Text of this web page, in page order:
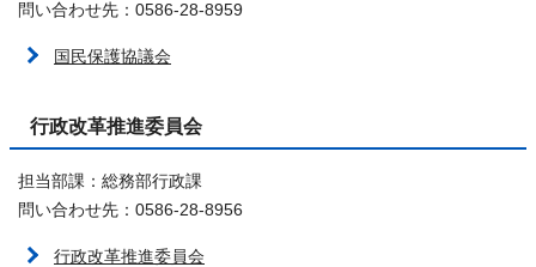
問い合わせ先：0586-28-8959
国民保護協議会
行政改革推進委員会
担当部課：総務部行政課
問い合わせ先：0586-28-8956
行政改革推進委員会